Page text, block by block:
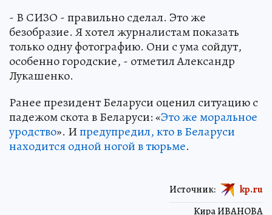
- В СИЗО - правильно сделал. Это же
безобразие. Я хотел журналистам показать
только одну фотографию. Они с ума сойдут,
особенно городские, - отметил Александр
Лукашенко.
Ранее президент Беларуси оценил ситуацию с
падежом скота в Беларуси: «Это же моральное
уродство». Ипредупредил, кто в Беларуси
находится одной ногой в тюрьме.
Кира ИВАНОВА
Источник: kp.ru